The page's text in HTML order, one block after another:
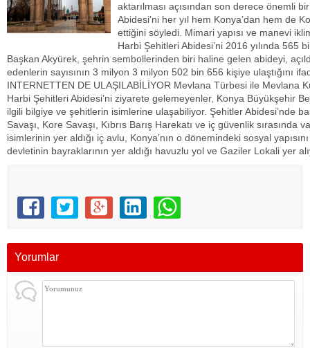
aktarılması açısından son derece önemli
Abidesi’ni her yıl hem Konya’dan hem de
ettiğini söyledi. Mimari yapısı ve manevi
Harbi Şehitleri Abidesi’ni 2016 yılında 565
Başkan Akyürek, şehrin sembollerinden biri haline gelen abideyi,
edenlerin sayısının 3 milyon 3 milyon 502 bin 656 kişiye ulaştığını
INTERNETTEN DE ULAŞILABİLİYOR Mevlana Türbesi ile Mevlana
Harbi Şehitleri Abidesi’ni ziyarete gelemeyenler, Konya Büyükşehir
ilgili bilgiye ve şehitlerin isimlerine ulaşabiliyor. Şehitler Abidesi’nde
Savaşı, Kore Savaşı, Kıbrıs Barış Harekatı ve iç güvenlik sırasında
isimlerinin yer aldığı iç avlu, Konya’nın o dönemindeki sosyal
devletinin bayraklarının yer aldığı havuzlu yol ve Gaziler Lokali yer
Yorumlar